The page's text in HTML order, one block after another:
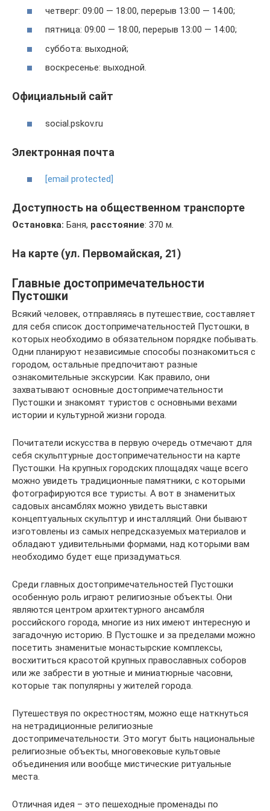
четверг: 09:00 — 18:00, перерыв 13:00 — 14:00;
пятница: 09:00 — 18:00, перерыв 13:00 — 14:00;
суббота: выходной;
воскресенье: выходной.
Официальный сайт
social.pskov.ru
Электронная почта
[email protected]
Доступность на общественном транспорте
Остановка: Баня, расстояние: 370 м.
На карте (ул. Первомайская, 21)
Главные достопримечательности
Пустошки
Всякий человек, отправляясь в путешествие, составляет
для себя список достопримечательностей Пустошки, в
которых необходимо в обязательном порядке побывать.
Одни планируют независимые способы познакомиться с
городом, остальные предпочитают разные
ознакомительные экскурсии. Как правило, они
захватывают основные достопримечательности
Пустошки и знакомят туристов с основными вехами
истории и культурной жизни города.
Почитатели искусства в первую очередь отмечают для
себя скульптурные достопримечательности на карте
Пустошки. На крупных городских площадях чаще всего
можно увидеть традиционные памятники, с которыми
фотографируются все туристы. А вот в знаменитых
садовых ансамблях можно увидеть выставки
концептуальных скульптур и инсталляций. Они бывают
изготовлены из самых непредсказуемых материалов и
обладают удивительными формами, над которыми вам
необходимо будет еще призадуматься.
Среди главных достопримечательностей Пустошки
особенную роль играют религиозные объекты. Они
являются центром архитектурного ансамбля
российского города, многие из них имеют интересную и
загадочную историю. В Пустошке и за пределами можно
посетить знаменитые монастырские комплексы,
восхититься красотой крупных православных соборов
или же забрести в уютные и миниатюрные часовни,
которые так популярны у жителей города.
Путешествуя по окрестностям, можно еще наткнуться
на нетрадиционные религиозные
достопримечательности. Это могут быть национальные
религиозные объекты, многовековые культовые
объединения или вообще мистические ритуальные
места.
Отличная идея – это пешеходные променады по